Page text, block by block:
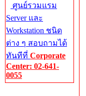
ศูนย์รวมแรม
Server และ
Workstation ชนิด
ต่าง ๆ สอบถามได้
ทันทีที่ Corporate
Center: 02-641-
0055